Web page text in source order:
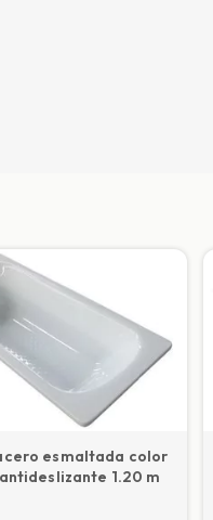
esmaltada color
1.20 m